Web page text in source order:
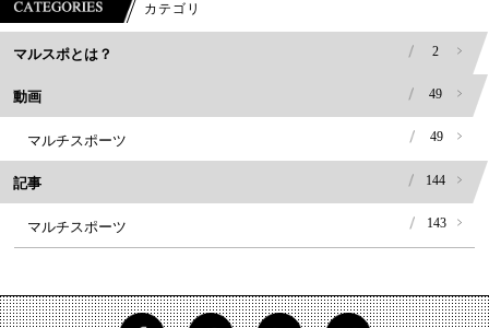
カテゴリ
マルスポとは？ 2
動画 49
マルチスポーツ 49
記事 144
マルチスポーツ 143